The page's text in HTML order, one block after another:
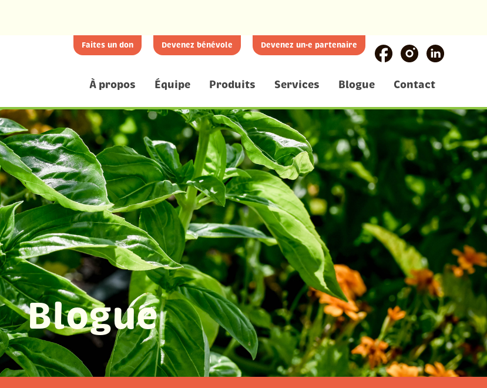
Faites un don Devenez bénévole Devenez un·e partenaire
À propos Équipe Produits Services Blogue Contact
Blogue